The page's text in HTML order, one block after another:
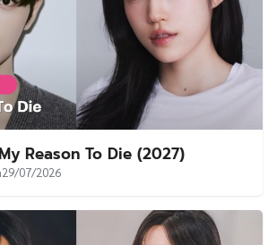
Reason To Die (2027)
29/07/2026